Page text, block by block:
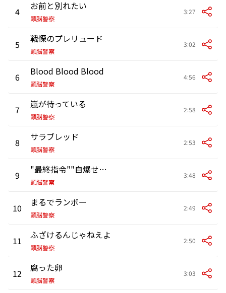
4 お前と別れたい
頭脳警察
3:27
5 戦慄のプレリュード
頭脳警察
3:02
6 Blood Blood Blood
頭脳警察
4:56
7 嵐が待っている
頭脳警察
2:58
8 サラブレッド
頭脳警察
2:53
9 "最終指令""自爆せよ"""
頭脳警察
3:48
10 まるでランボー
頭脳警察
2:49
11 ふざけるんじゃねえよ
頭脳警察
2:50
12 腐った卵
頭脳警察
3:03